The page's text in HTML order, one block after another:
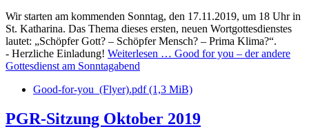
Wir starten am kommenden Sonntag, den 17.11.2019, um 18 Uhr in
St. Katharina. Das Thema dieses ersten, neuen Wortgottesdienstes
lautet: „Schöpfer Gott? – Schöpfer Mensch? – Prima Klima?“.
- Herzliche Einladung! Weiterlesen … Good for you – der andere
Gottesdienst am Sonntagabend
Good-for-you_(Flyer).pdf(1,3 MiB)
PGR-Sitzung Oktober 2019